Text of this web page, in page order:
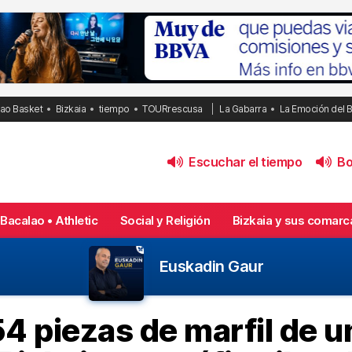
Basket Bizkaia tiempo TOURrescusa La Gabarra La Emoción del
Escuchar el tiempo
Bacalao • Athletic Social y Religión Bizkaia y sus
Euskadin Gaur
piezas de marfil de